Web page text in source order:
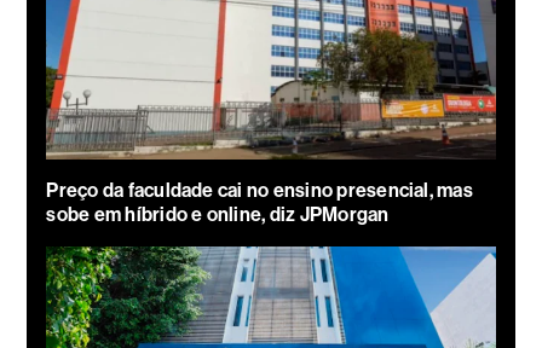
Preço da faculdade cai no ensino presencial, mas
sobe em híbrido e online, diz JPMorgan